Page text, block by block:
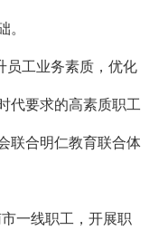
。
员工业务素质，优化
代要求的高素质职工
联合明仁教育联合体
一线职工，开展职